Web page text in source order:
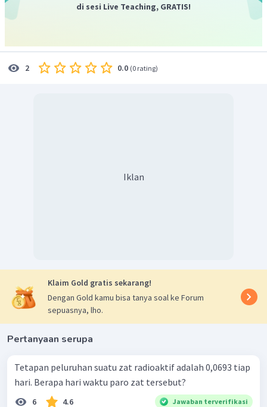
di sesi Live Teaching, GRATIS!
2 0.0 (0 rating)
Iklan
Klaim Gold gratis sekarang!
Dengan Gold kamu bisa tanya soal ke Forum
sepuasnya, lho.
Pertanyaan serupa
Tetapan peluruhan suatu zat radioaktif adalah 0,0693 tiap
hari. Berapa hari waktu paro zat tersebut?
6 4.6 Jawaban terverifikasi